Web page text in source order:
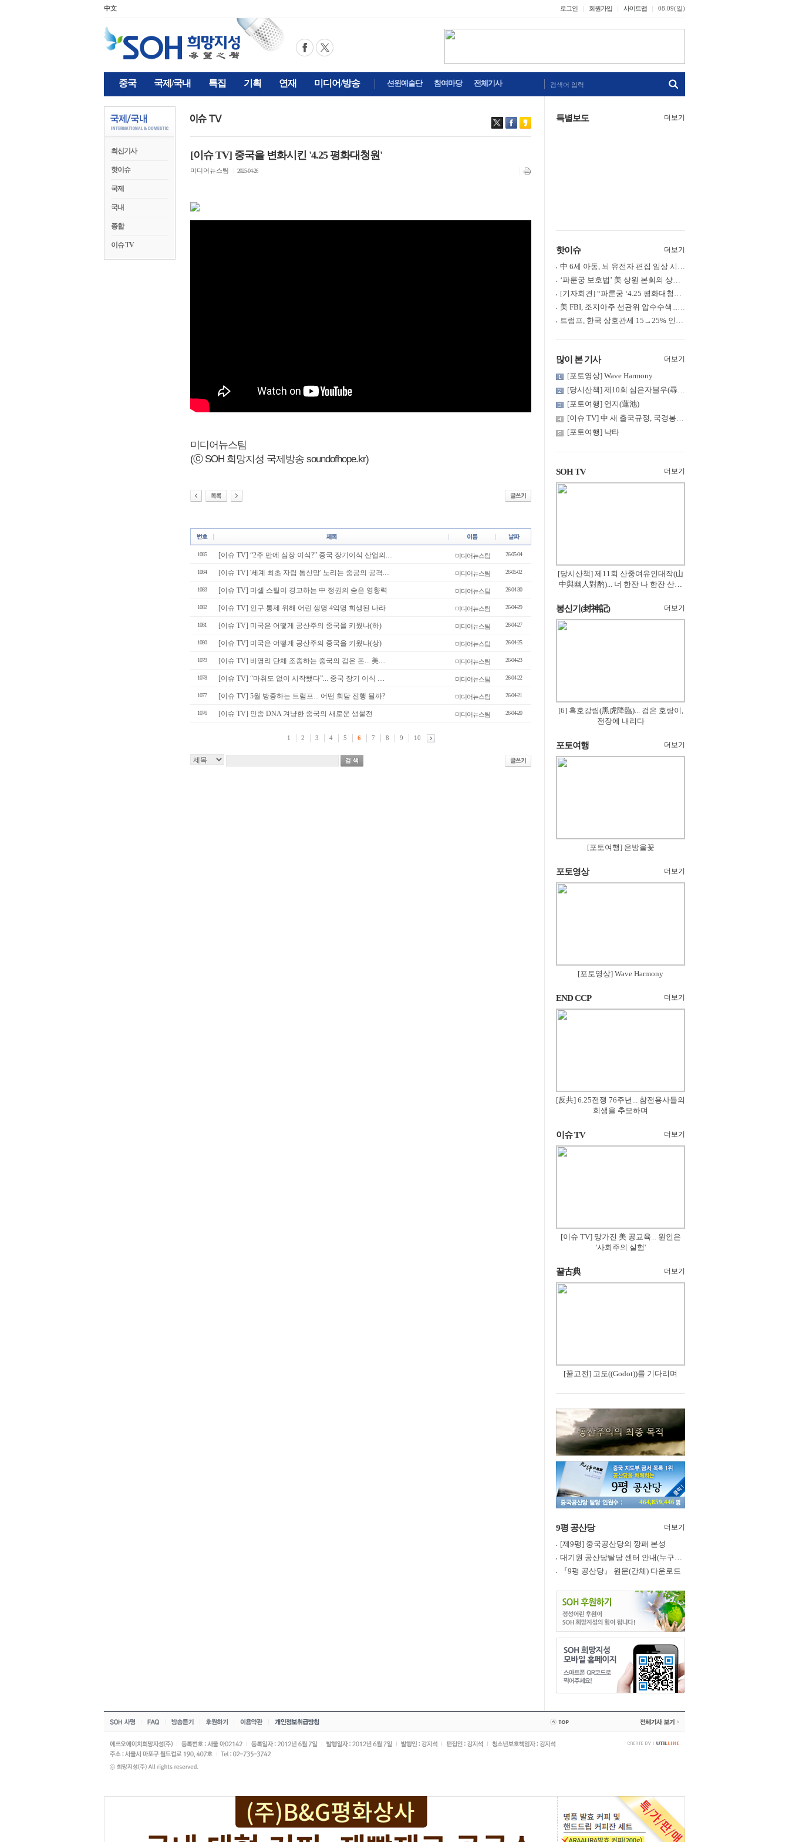
中文 로그인 회원가입 사이트맵 08.09(일)
중국 국제/국내 특집 기획 연재 미디어/방송 션윈예술단 참여마당 전체기사 검색어 입력
최신기사
핫이슈
국제
국내
종합
이슈 TV
[이슈 TV] 중국을 변화시킨 '4.25 평화대청원'
미디어뉴스팀 2025-04-26
미디어뉴스팀
(ⓒ SOH 희망지성 국제방송 soundofhope.kr)
1085 [이슈 TV] “2주 만에 심장 이식?” 중국 장기이식 산업의.... 미디어뉴스팀 26-05-04
1084 [이슈 TV] '세계 최초 자립 통신망' 노리는 중공의 공격.... 미디어뉴스팀 26-05-02
1083 [이슈 TV] 미셸 스틸이 경고하는 中 정권의 숨은 영향력 미디어뉴스팀 26-04-30
1082 [이슈 TV] 인구 통제 위해 어린 생명 4억명 희생된 나라 미디어뉴스팀 26-04-29
1081 [이슈 TV] 미국은 어떻게 공산주의 중국을 키웠나(하) 미디어뉴스팀 26-04-27
1080 [이슈 TV] 미국은 어떻게 공산주의 중국을 키웠나(상) 미디어뉴스팀 26-04-25
1079 [이슈 TV] 비영리 단체 조종하는 중국의 검은 돈... 美.... 미디어뉴스팀 26-04-23
1078 [이슈 TV] “마취도 없이 시작됐다”... 중국 장기 이식 .... 미디어뉴스팀 26-04-22
1077 [이슈 TV] 5월 방중하는 트럼프... 어떤 회담 진행 될까? 미디어뉴스팀 26-04-21
1076 [이슈 TV] 인종 DNA 겨냥한 중국의 새로운 생물전 미디어뉴스팀 26-04-20
1 2 3 4 5 6 7 8 9 10
특별보도 더보기
핫이슈 더보기
中 6세 아동, 뇌 유전자 편집 임상 시험 중 사망... 의료진 1년간 ....
‘파룬궁 보호법’ 美 상원 본회의 상정... 최종 입법 ‘초읽기’
[기자회견] “파룬궁 ‘4.25 평화대청원’ 기념 & 중공의 션윈 공연 .....
美 FBI, 조지아주 선관위 압수수색... 트럼프 “부정선거 증거 확보....
트럼프, 한국 상호관세 15→25% 인상... “韓 국회 무력합의 미비준”....
많이 본 기사 더보기
[포토영상] Wave Harmony
[당시산책] 제10회 심은자불우(尋隱者不遇)... 깊은 산 구름 속 어....
[포토여행] 연지(蓮池)
[이슈 TV] 中 새 출국규정, 국경봉쇄?... 특정계층 출국 규제 강화
[포토여행] 낙타
SOH TV 더보기
[당시산책] 제11회 산중여유인대작(山
中與幽人對酌)... 너 한잔 나 한잔 산의
봉신기(封神記) 더보기
[6] 흑호강림(黑虎降臨)... 검은 호랑이,
전장에 내리다
포토여행 더보기
[포토여행] 은방울꽃
포토영상 더보기
[포토영상] Wave Harmony
END CCP 더보기
[反共] 6.25전쟁 76주년... 참전용사들의
희생을 추모하며
이슈 TV 더보기
[이슈 TV] 망가진 美 공교육... 원인은
'사회주의 실험'
꿀古典 더보기
[꿀고전] 고도((Godot))를 기다리며
464,859,446
9평 공산당 더보기
[제9평] 중국공산당의 깡패 본성
대기원 공산당탈당 센터 안내(누구나 쉽게 退黨, 退團, 退隊 가능)
『9평 공산당』 원문(간체) 다운로드